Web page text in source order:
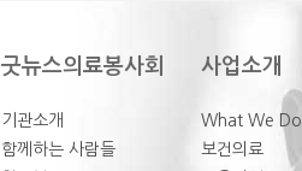
굿뉴스의료봉사회
기관소개
함께하는 사람들
사업소개
What We Do
보건의료